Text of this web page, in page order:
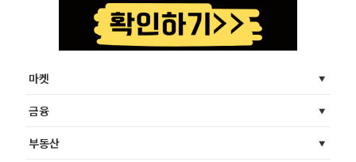
마켓
금융
부동산